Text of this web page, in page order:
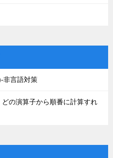
非言語対策
の演算子から順番に計算すれ